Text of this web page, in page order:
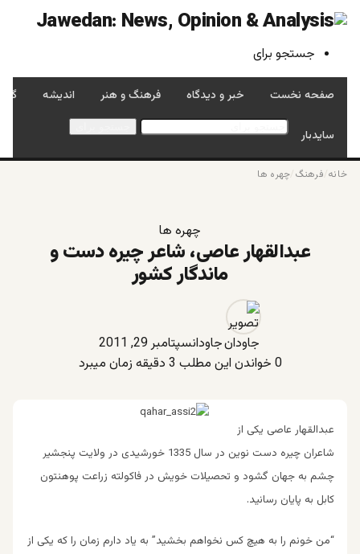
جستجو برای
صفحه نخست خبر و دیدگاه فرهنگ و هنر اندیشه
سایدبار
خانه فرهنگ چهره ها
چهره ها
عبدالقهار عاصی، شاعر چیره دست و
ماندگار کشور
جاودانسپتامبر 29, 2011
0 خواندن این مطلب 3 دقیقه زمان میبرد
عبدالقهار عاصی یکی از
شاعران چیره دست نوین در سال 1335
خورشیدی‌ در ولایت پنجشیر
چشم به جهان گشود و تحصیلات خویش در فاکولته زراعت پوهنتون
کابل به پایان رسانید.
“من خونم را به هیچ کس نخواهم بخشید” به یاد دارم زمان را که یکی از